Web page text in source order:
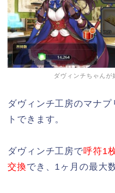
ダヴィンチちゃんが
ダヴィンチ工房のマナ
トできます。
ダヴィンチ工房で呼符1
交換でき、1ヶ月の最大